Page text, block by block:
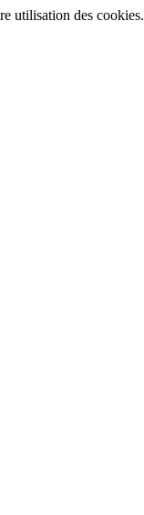
utilisation des cookies.